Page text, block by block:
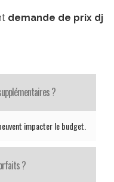
demande de prix dj
?
impacter le budget.
?